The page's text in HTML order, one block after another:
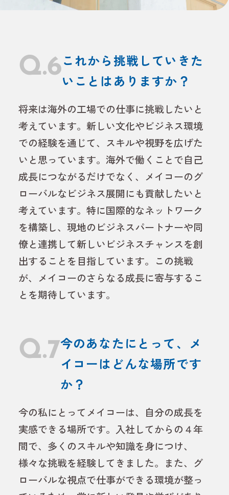
Q.6これから挑戦していきた
いことはありますか？
将来は海外の工場での仕事に挑戦したいと
考えています。新しい文化やビジネス環境
での経験を通じて、スキルや視野を広げた
いと思っています。海外で働くことで自己
成長につながるだけでなく、メイコーのグ
ローバルなビジネス展開にも貢献したいと
考えています。特に国際的なネットワーク
を構築し、現地のビジネスパートナーや同
僚と連携して新しいビジネスチャンスを創
出することを目指しています。この挑戦
が、メイコーのさらなる成長に寄与するこ
とを期待しています。
Q.7今のあなたにとって、メ
イコーはどんな場所です
か？
今の私にとってメイコーは、自分の成長を
実感できる場所です。入社してからの４年
間で、多くのスキルや知識を身につけ、
様々な挑戦を経験してきました。また、グ
ローバルな視点で仕事ができる環境が整っ